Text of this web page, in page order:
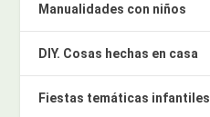
Manualidades con niños
DIY. Cosas hechas en casa
Fiestas temáticas infantiles